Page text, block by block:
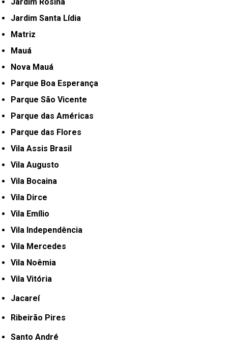
Jardim Santa Lídia
Matriz
Mauá
Nova Mauá
Parque Boa Esperança
Parque São Vicente
Parque das Américas
Parque das Flores
Vila Assis Brasil
Vila Augusto
Vila Bocaina
Vila Dirce
Vila Emílio
Vila Independência
Vila Mercedes
Vila Noêmia
Vila Vitória
Jacareí
Ribeirão Pires
Santo André